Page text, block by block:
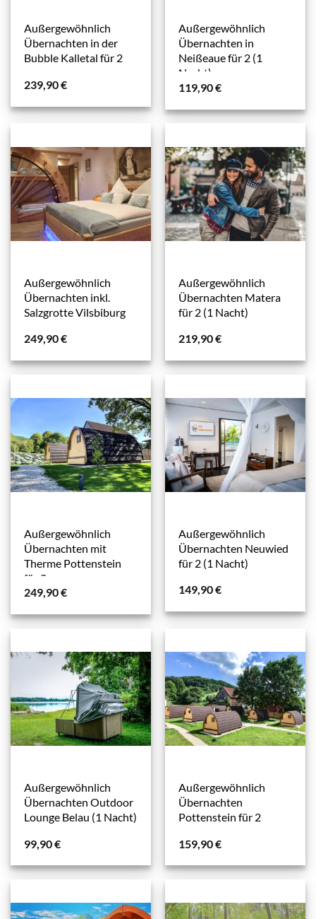
Außergewöhnlich
Übernachten in der
Bubble Kalletal für 2
239,90€
Außergewöhnlich
Übernachten in
Neißeaue für 2 (1
Nacht)
119,90€
Außergewöhnlich
Übernachten inkl.
Salzgrotte Vilsbiburg
249,90€
Außergewöhnlich
Übernachten Matera
für 2 (1 Nacht)
219,90€
Außergewöhnlich
Übernachten mit
Therme Pottenstein
für 2
249,90€
Außergewöhnlich
Übernachten Neuwied
für 2 (1 Nacht)
149,90€
Außergewöhnlich
Übernachten Outdoor
Lounge Belau (1 Nacht)
99,90€
Außergewöhnlich
Übernachten
Pottenstein für 2
159,90€